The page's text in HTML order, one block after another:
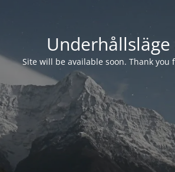
Site will be available soon. Thank you